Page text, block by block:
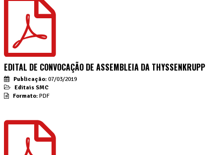
EDITAL DE CONVOCAÇÃO DE ASSEMBLEIA DA THYSSENKRUPP
Publicação: 07/03/2019
Editais SMC
Formato: PDF